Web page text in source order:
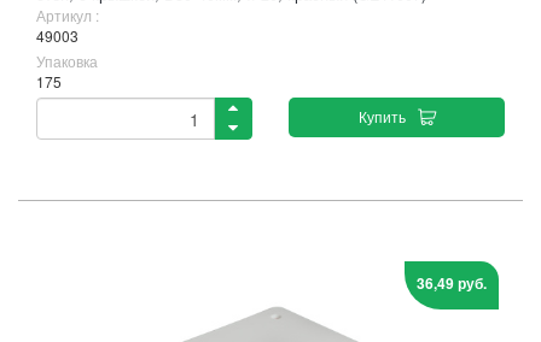
Артикул :
49003
Упаковка
175
Купить
36,49 руб.